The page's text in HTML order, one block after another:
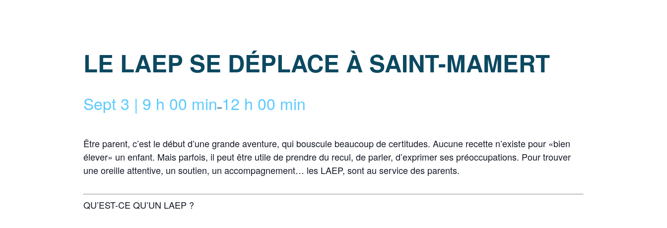
LE LAEP SE DÉPLACE À SAINT-MAMERT
Sept 3 | 9 h 00 min–12 h 00 min
Être parent, c’est le début d’une grande aventure, qui bouscule beaucoup de certitudes. Aucune recette n’existe pour «bien
élever» un enfant. Mais parfois, il peut être utile de prendre du recul, de parler, d’exprimer ses préoccupations. Pour trouver
une oreille attentive, un soutien, un accompagnement… les LAEP, sont au service des parents.
QU’EST-CE QU’UN LAEP ?